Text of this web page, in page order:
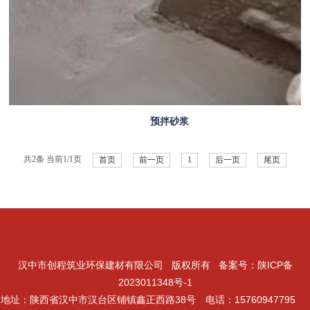
预拌砂浆
共2条 当前1/1页 首页 前一页 1 后一页 尾页
汉中市创程筑业环保建材有限公司 版权所有 备案号： 陕ICP备
2023011348号-1
地址：陕西省汉中市汉台区铺镇鑫正西路38号 电话：15760947795